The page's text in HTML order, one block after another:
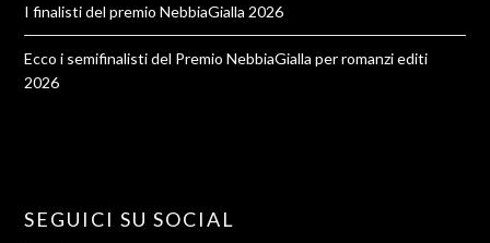
I finalisti del premio NebbiaGialla 2026
Ecco i semifinalisti del Premio NebbiaGialla per romanzi editi
2026
SEGUICI SU SOCIAL